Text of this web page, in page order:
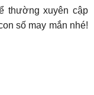
thường xuyên cập
số may mắn nhé!